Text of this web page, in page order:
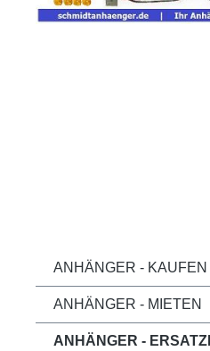
ANHÄNGER - KAUFEN
ANHÄNGER - MIETEN
ANHÄNGER -